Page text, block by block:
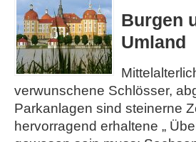
Burgen
Umland
verwunschene Schlösser,
Parkanlagen sind steinerne
hervorragend erhaltene „